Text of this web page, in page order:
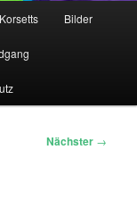
Bilder
Nächster →